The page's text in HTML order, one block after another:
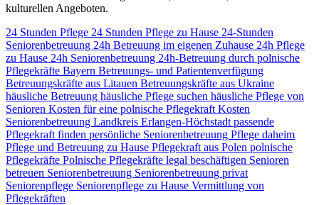
kulturellen Angeboten.
24 Stunden Pflege 24 Stunden Pflege zu Hause 24-Stunden
Seniorenbetreuung 24h Betreuung im eigenen Zuhause 24h Pflege
zu Hause 24h Seniorenbetreuung 24h-Betreuung durch polnische
Pflegekräfte Bayern Betreuungs- und Patientenverfügung
Betreuungskräfte aus Litauen Betreuungskräfte aus Ukraine
häusliche Betreuung häusliche Pflege suchen häusliche Pflege von
Senioren Kosten für eine polnische Pflegekraft Kosten
Seniorenbetreuung Landkreis Erlangen-Höchstadt passende
Pflegekraft finden persönliche Seniorenbetreuung Pflege daheim
Pflege und Betreuung zu Hause Pflegekraft aus Polen polnische
Pflegekräfte Polnische Pflegekräfte legal beschäftigen Senioren
betreuen Seniorenbetreuung Seniorenbetreuung privat
Seniorenpflege Seniorenpflege zu Hause Vermittlung von
Pflegekräften